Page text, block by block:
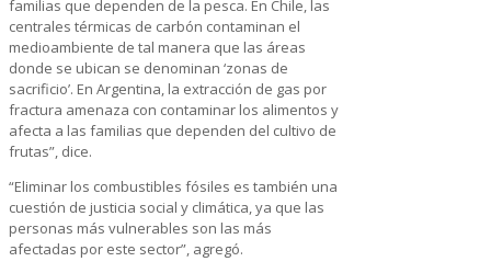
familias que dependen de la pesca. En Chile, las
centrales térmicas de carbón contaminan el
medioambiente de tal manera que las áreas
donde se ubican se denominan ‘zonas de
sacrificio’. En Argentina, la extracción de gas por
fractura amenaza con contaminar los alimentos y
afecta a las familias que dependen del cultivo de
frutas”, dice.
“Eliminar los combustibles fósiles es también una
cuestión de justicia social y climática, ya que las
personas más vulnerables son las más
afectadas por este sector”, agregó.